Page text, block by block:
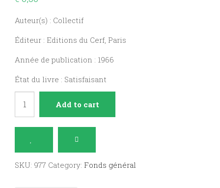
Auteur(s) : Collectif
Éditeur : Editions du Cerf, Paris
Année de publication : 1966
État du livre : Satisfaisant
et
Add to cart
SKU: 977 Category: Fonds général